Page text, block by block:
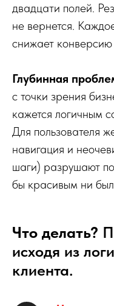
двадцати полей.
не вернется.
снижает
Глубинная
с точки зрения
кажется логичным
Для пользователя
навигация и
шаги) разрушают
бы красивым ни
Что делать?
исходя из
клиента.